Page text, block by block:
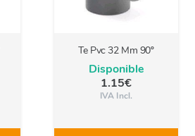
Te Pvc 32 Mm 90º
Disponible
1.15€
IVA Incl.